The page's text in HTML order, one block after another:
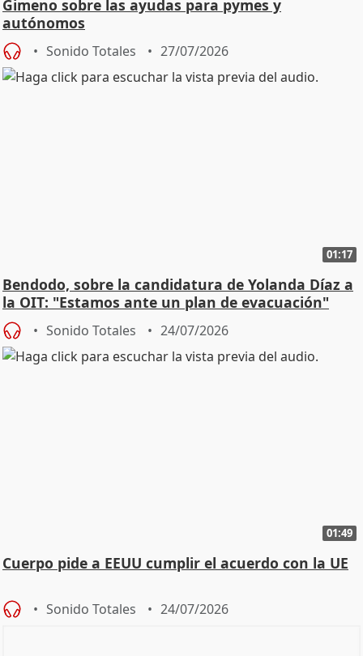
Gimeno sobre las ayudas para pymes y
autónomos
Sonido Totales 27/07/2026
01:17
Bendodo, sobre la candidatura de Yolanda Díaz a
la OIT: "Estamos ante un plan de evacuación"
Sonido Totales 24/07/2026
01:49
Cuerpo pide a EEUU cumplir el acuerdo con la UE
Sonido Totales 24/07/2026